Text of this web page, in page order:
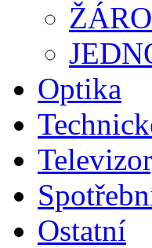
Optika
Ostatní